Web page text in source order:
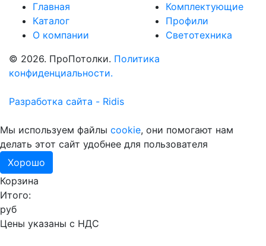
Главная
Каталог
О компании
Комплектующие
Профили
Светотехника
© 2026. ПроПотолки. Политика
конфиденциальности.
Разработка сайта - Ridis
Мы используем файлы cookie, они помогают нам
делать этот сайт удобнее для пользователя
Хорошо
Корзина
Итого:
руб
Цены указаны с НДС